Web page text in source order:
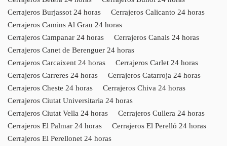
Cerrajeros Burjassot 24 horas
Cerrajeros Calicanto 24 horas
Cerrajeros Camins Al Grau 24 horas
Cerrajeros Campanar 24 horas
Cerrajeros Canals 24 horas
Cerrajeros Canet de Berenguer 24 horas
Cerrajeros Carcaixent 24 horas
Cerrajeros Carlet 24 horas
Cerrajeros Carreres 24 horas
Cerrajeros Catarroja 24 horas
Cerrajeros Cheste 24 horas
Cerrajeros Chiva 24 horas
Cerrajeros Ciutat Universitaria 24 horas
Cerrajeros Ciutat Vella 24 horas
Cerrajeros Cullera 24 horas
Cerrajeros El Palmar 24 horas
Cerrajeros El Perelló 24 horas
Cerrajeros El Perellonet 24 horas